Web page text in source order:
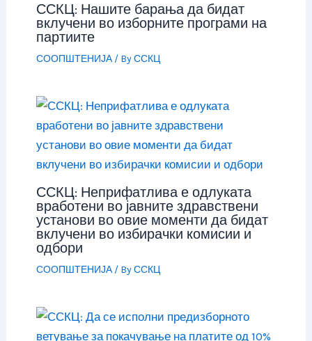
ССКЦ: Нашите барања да бидат
вклучени во изборните програми на
партиите
СООПШТЕНИЈА/ ByССКЦ
ССКЦ: Неприфатлива е одлуката
вработени во јавните здравствени
установи во овие моменти да бидат
вклучени во избирачки комисии и
одбори
СООПШТЕНИЈА/ ByССКЦ